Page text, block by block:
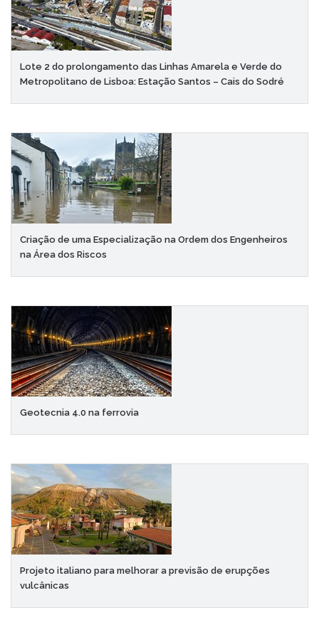
Lote 2 do prolongamento das Linhas Amarela e Verde do
Metropolitano de Lisboa: Estação Santos – Cais do Sodré
Criação de uma Especialização na Ordem dos Engenheiros
na Área dos Riscos
Geotecnia 4.0 na ferrovia
Projeto italiano para melhorar a previsão de erupções
vulcânicas